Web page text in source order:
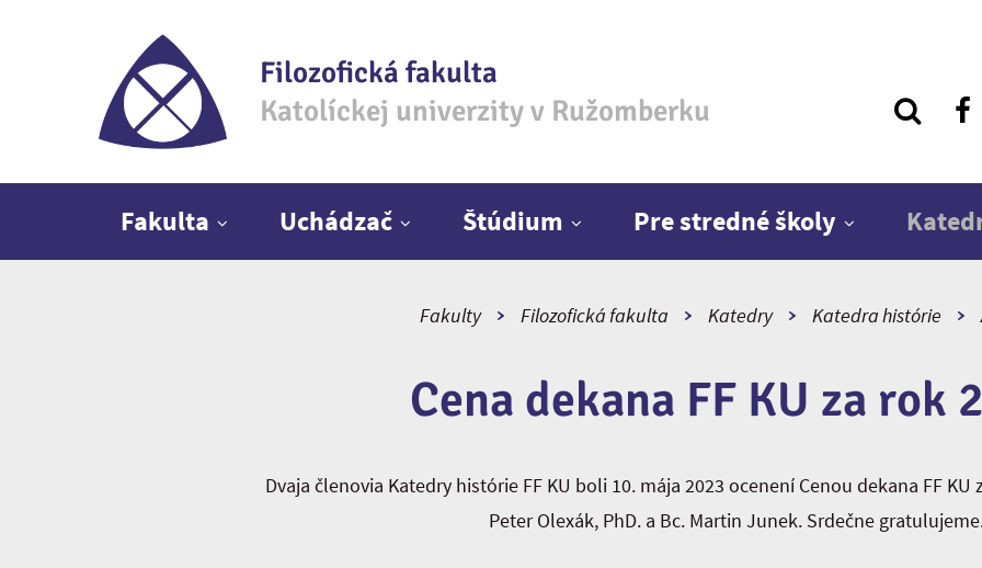
Filozofická fakulta
Katolíckej univerzity v Ružomberku
Fakulta Uchádzač Štúdium Pre stredné školy
Fakulty Filozofická fakulta Katedry Katedra histórie
Cena dekana FF KU za rok
Dvaja členovia Katedry histórie FF KU boli 10. mája 2023 ocenení Cenou dekana FF KU
Peter Olexák, PhD. a Bc. Martin Junek. Srdečne